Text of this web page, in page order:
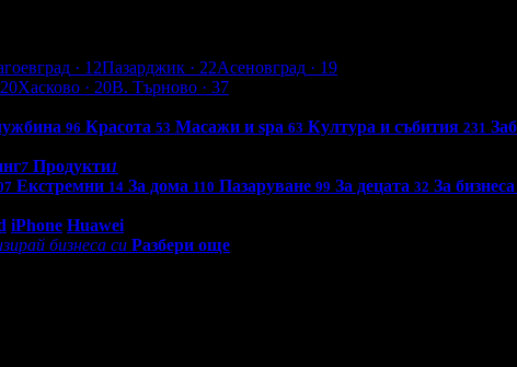
· 12Пазарджик · 22Асеновград · 19
Хасково · 20В. Търново · 37
96 Красота 53 Масажи и spa 63 Култура и събития 231
7 Продукти1
Екстремни 14 За дома 110 Пазаруване 99 За децата 32 За бизнеса
iPhone Huawei
бизнеса си Разбери още